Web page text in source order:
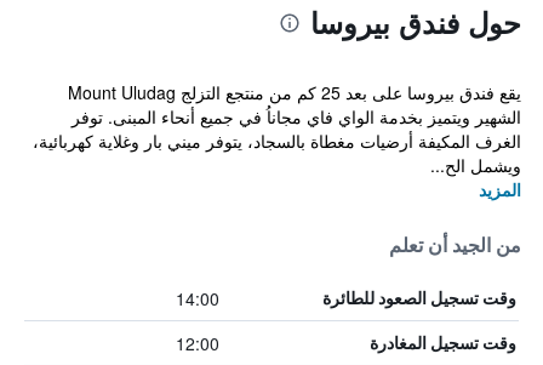
حول فندق بيروسا
يقع فندق بيروسا على بعد 25 كم من منتجع التزلج Mount Uludag
الشهير ويتميز بخدمة الواي فاي مجاناُ في جميع أنحاء المبنى. توفر
الغرف المكيفة أرضيات مغطاة بالسجاد، يتوفر ميني بار وغلاية كهربائية،
ويشمل الح...
المزيد
من الجيد أن تعلم
وقت تسجيل الصعود للطائرة 14:00
وقت تسجيل المغادرة 12:00